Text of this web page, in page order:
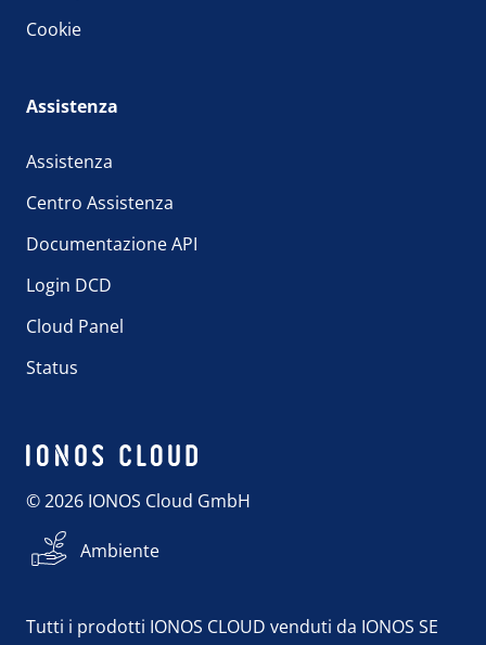
Cookie
Assistenza
Assistenza
Centro Assistenza
Documentazione API
Login DCD
Cloud Panel
Status
© 2026 IONOS Cloud GmbH
Ambiente
Tutti i prodotti IONOS CLOUD venduti da IONOS SE